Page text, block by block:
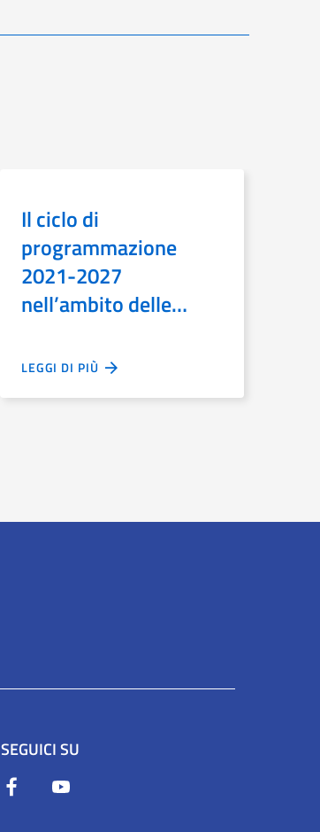
Il ciclo di
programmazione
2021-2027
nell’ambito delle
coesione: moduli 11 e
LEGGI DI PIÙ
SEGUICI SU